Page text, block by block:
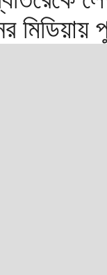
মিডিয়ায়